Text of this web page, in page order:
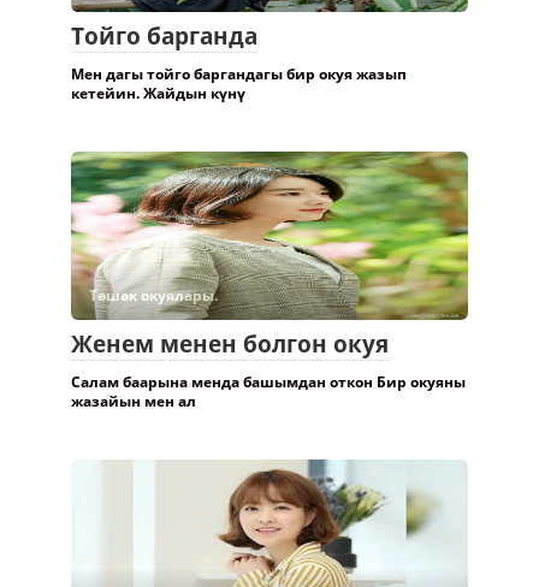
Тойго барганда
Мен дагы тойго баргандагы бир окуя жазып
кетейин. Жайдын күнү
Төшөк окуялары.
Женем менен болгон окуя
Салам баарына менда башымдан откон Бир окуяны
жазайын мен ал